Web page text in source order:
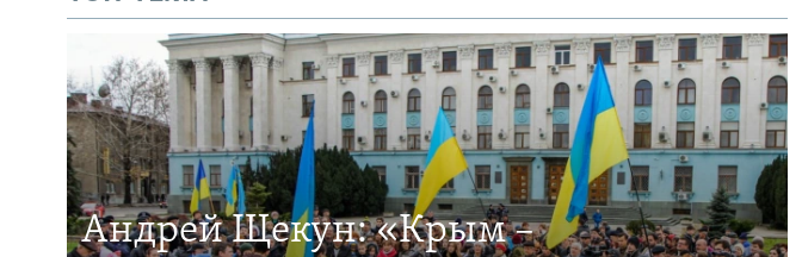
Андрей Щекун: «Крым –